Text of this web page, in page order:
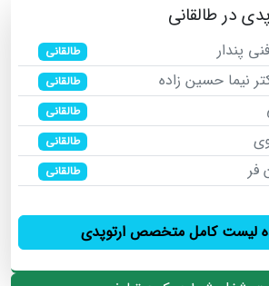
در طالقانی
پندار طالقانی
نیما حسین زاده طالقانی
طالقانی
طالقانی
فر طالقانی
لیست کامل متخصص ارتوپدی